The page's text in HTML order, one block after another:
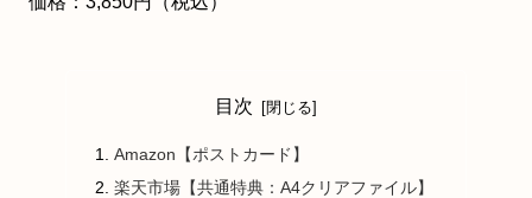
目次
Amazon【ポストカード】
楽天市場【共通特典：A4クリアファイル】